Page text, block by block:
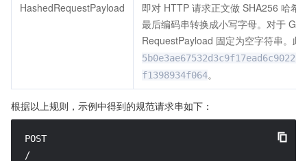
HashedRequestPayload
即对 HTTP 请求正文做 SHA256 哈希
最后编码串转换成小写字母。对于
RequestPayload 固定为空字符串。
f1398934f064。
根据以上规则，示例中得到的规范请求串如下：
POST
/